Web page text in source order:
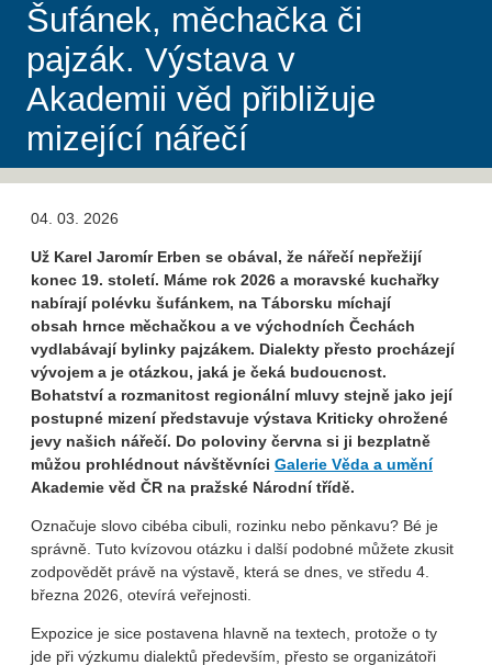
Šufánek, měchačka či
pajzák. Výstava v
Akademii věd přibližuje
mizející nářečí
04. 03. 2026
Už Karel Jaromír Erben se obával, že nářečí nepřežijí
konec 19. století. Máme rok 2026 a moravské kuchařky
nabírají polévku šufánkem, na Táborsku míchají
obsah hrnce měchačkou a ve východních Čechách
vydlabávají bylinky pajzákem. Dialekty přesto procházejí
vývojem a je otázkou, jaká je čeká budoucnost.
Bohatství a rozmanitost regionální mluvy stejně jako její
postupné mizení představuje výstava Kriticky ohrožené
jevy našich nářečí. Do poloviny června si ji bezplatně
můžou prohlédnout návštěvníci Galerie Věda a umění
Akademie věd ČR na pražské Národní třídě.
Označuje slovo cibéba cibuli, rozinku nebo pěnkavu? Bé je
správně. Tuto kvízovou otázku i další podobné můžete zkusit
zodpovědět právě na výstavě, která se dnes, ve středu 4.
března 2026, otevírá veřejnosti.
Expozice je sice postavena hlavně na textech, protože o ty
jde při výzkumu dialektů především, přesto se organizátoři